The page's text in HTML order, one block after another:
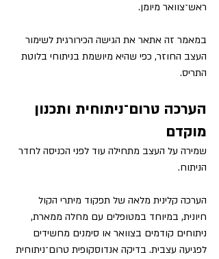
ראש־צוואר מיומן.
במאמר זה אתאר את הגישה הכירורגית לשימור
העצב החוזר, כפי שהיא מיושמת בניתוחי בלוטת
התריס.
הערכה טרום־ניתוחית ותכנון
מוקדם
שמירה על העצב מתחילה עוד לפני הכניסה לחדר
הניתוח.
הערכה קלינית מלאה של תפקוד מיתרי הקול
חיונית, במיוחד במטופלים עם מחלה ממארת,
ניתוחים קודמים בצוואר או סימנים מחשידים
לפגיעה עצבית. בדיקה אנדוסקופית טרום־ניתוחית